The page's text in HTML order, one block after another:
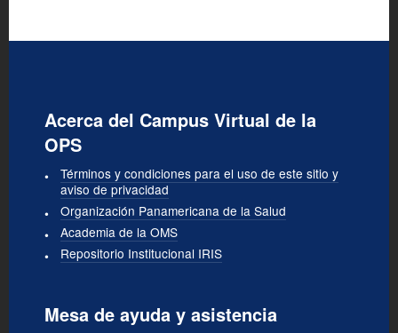
Acerca del Campus Virtual de la
OPS
Términos y condiciones para el uso de este sitio y
aviso de privacidad
Organización Panamericana de la Salud
Academia de la OMS
Repositorio Institucional IRIS
Mesa de ayuda y asistencia